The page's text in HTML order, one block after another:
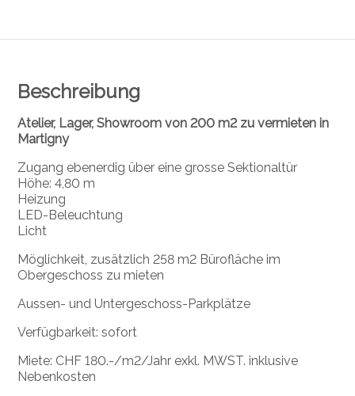
Beschreibung
Atelier, Lager, Showroom von 200 m2 zu vermieten in
Martigny
Zugang ebenerdig über eine grosse Sektionaltür
Höhe: 4,80 m
Heizung
LED-Beleuchtung
Licht
Möglichkeit, zusätzlich 258 m2 Bürofläche im
Obergeschoss zu mieten
Aussen- und Untergeschoss-Parkplätze
Verfügbarkeit: sofort
Miete: CHF 180.-/m2/Jahr exkl. MWST. inklusive
Nebenkosten